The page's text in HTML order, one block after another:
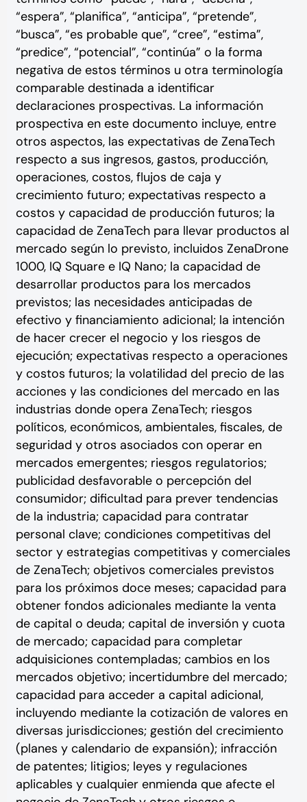
“espera”, “planifica”, “anticipa”, “pretende”,
“busca”, “es probable que”, “cree”, “estima”,
“predice”, “potencial”, “continúa” o la forma
negativa de estos términos u otra terminología
comparable destinada a identificar
declaraciones prospectivas. La información
prospectiva en este documento incluye, entre
otros aspectos, las expectativas de ZenaTech
respecto a sus ingresos, gastos, producción,
operaciones, costos, flujos de caja y
crecimiento futuro; expectativas respecto a
costos y capacidad de producción futuros; la
capacidad de ZenaTech para llevar productos al
mercado según lo previsto, incluidos ZenaDrone
1000, IQ Square e IQ Nano; la capacidad de
desarrollar productos para los mercados
previstos; las necesidades anticipadas de
efectivo y financiamiento adicional; la intención
de hacer crecer el negocio y los riesgos de
ejecución; expectativas respecto a operaciones
y costos futuros; la volatilidad del precio de las
acciones y las condiciones del mercado en las
industrias donde opera ZenaTech; riesgos
políticos, económicos, ambientales, fiscales, de
seguridad y otros asociados con operar en
mercados emergentes; riesgos regulatorios;
publicidad desfavorable o percepción del
consumidor; dificultad para prever tendencias
de la industria; capacidad para contratar
personal clave; condiciones competitivas del
sector y estrategias competitivas y comerciales
de ZenaTech; objetivos comerciales previstos
para los próximos doce meses; capacidad para
obtener fondos adicionales mediante la venta
de capital o deuda; capital de inversión y cuota
de mercado; capacidad para completar
adquisiciones contempladas; cambios en los
mercados objetivo; incertidumbre del mercado;
capacidad para acceder a capital adicional,
incluyendo mediante la cotización de valores en
diversas jurisdicciones; gestión del crecimiento
(planes y calendario de expansión); infracción
de patentes; litigios; leyes y regulaciones
aplicables y cualquier enmienda que afecte el